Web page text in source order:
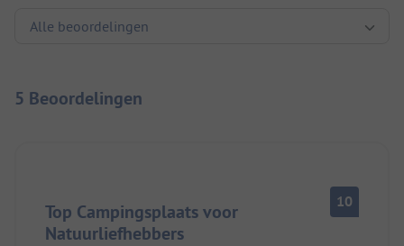
5 Beoordelingen
Top Campingsplaats voor
Natuurliefhebbers
10